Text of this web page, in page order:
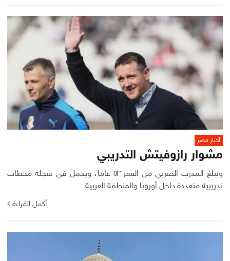
أخبار مصر
مشوار رازوفيتش التدريبي
ويبلغ المدرب الصربي من العمر ٥٣ عاما، ويحمل في سجله محطات
تدريبية متعددة داخل أوروبا والمنطقة العربية.
أكمل القراءة